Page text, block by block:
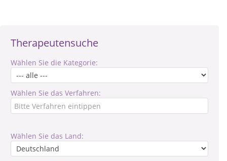
Therapeutensuche
Wählen Sie die Kategorie:
Wählen Sie das Verfahren:
Wählen Sie das Land: